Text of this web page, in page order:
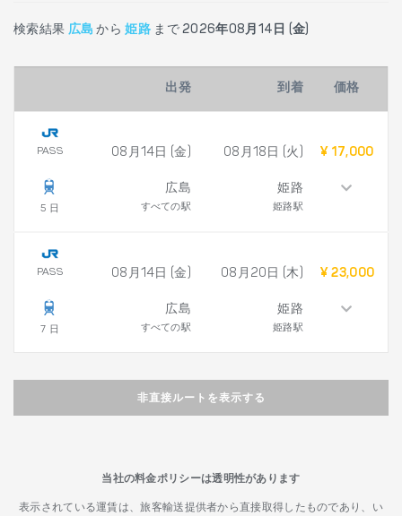
検索結果 広島 から姫路まで2026年08月14日 (金)
出発 到着 価格
PASS
5 日
08月14日 (金)
広島
すべての駅
08月18日 (火)
姫路
姫路駅
¥ 17,000
PASS
7 日
08月14日 (金)
広島
すべての駅
08月20日 (木)
姫路
姫路駅
¥ 23,000
非直接ルートを表示する
当社の料金ポリシーは透明性があります
表示されている運賃は、旅客輸送提供者から直接取得したものであり、い